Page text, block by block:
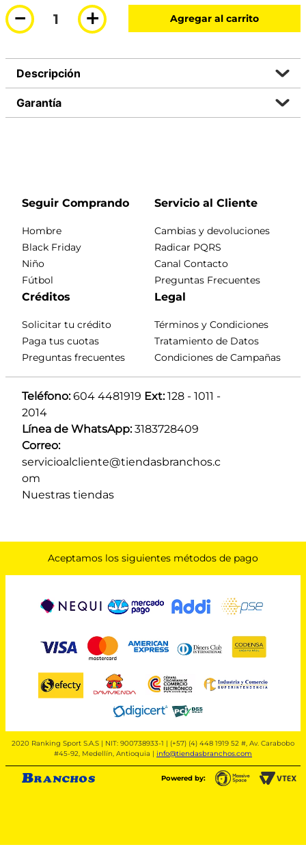
＋
－ Agregar al carrito
Descripción
Garantía
Seguir Comprando
Hombre
Black Friday
Niño
Fútbol
Servicio al Cliente
Cambias y devoluciones
Radicar PQRS
Canal Contacto
Preguntas Frecuentes
Créditos
Solicitar tu crédito
Paga tus cuotas
Preguntas frecuentes
Legal
Términos y Condiciones
Tratamiento de Datos
Condiciones de Campañas
Teléfono: 604 4481919 Ext: 128 - 1011 -
2014
Línea de WhatsApp: 3183728409
Correo:
servicioalcliente@tiendasbranchos.c
om
Nuestras tiendas
Aceptamos los siguientes métodos de pago
2020 Ranking Sport S.A.S | NIT: 900738933-1 | (+57) (4) 448 1919 52 #, Av. Carabobo
#45-92, Medellín, Antioquia | info@tiendasbranchos.com
Powered by: